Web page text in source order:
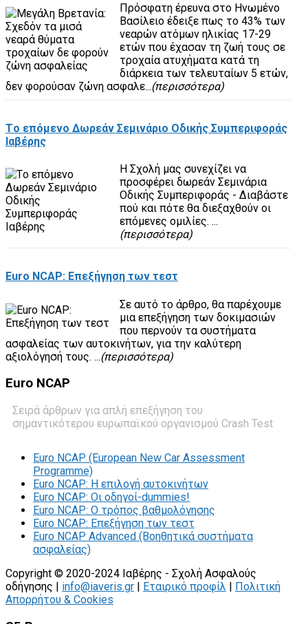
Πρόσφατη έρευνα στο Ηνωμένο
Βασίλειο έδειξε πως το 43% των
νεαρών ατόμων ηλικίας 17-29
ετών που έχασαν τη ζωή τους σε
τροχαία ατυχήματα κατά τη
διάρκεια των τελευταίων 5 ετών,
δεν φορούσαν ζώνη ασφαλε...(περισσότερα)
Τo επόμενo Δωρεάν Σεμινάριo Οδικής Συμπεριφοράς
Ιαβέρης
Η Σχολή μας συνεχίζει να
προσφέρει δωρεάν Σεμινάρια
Οδικής Συμπεριφοράς - Διαβάστε
πού και πότε θα διεξαχθούν οι
επόμενες ομιλίες. ...
(περισσότερα)
Euro NCAP: Επεξήγηση των τεστ
Σε αυτό το άρθρο, θα παρέχουμε
μια επεξήγηση των δοκιμασιών
που περνούν τα συστήματα
ασφαλείας των αυτοκινήτων, για την καλύτερη
αξιολόγησή τους. ...(περισσότερα)
Euro NCAP
Σειρά άρθρων για απλή επεξήγηση του
σημαντικότερου ευρωπαϊκού οργανισμού Crash Test
Euro NCAP (European New Car Assessment
Programme)
Euro NCAP: Η επιλογή αυτοκινήτων
Euro NCAP: Οι οδηγοί-dummies!
Euro NCAP: O τρόπος βαθμολόγησης
Euro NCAP: Επεξήγηση των τεστ
Euro NCAP Advanced (Βοηθητικά συστήματα
ασφαλείας)
Copyright © 2020-2024 Ιαβέρης - Σχολή Ασφαλούς
οδήγησης | info@iaveris.gr | Εταιρικό προφίλ | Πολιτική
Απορρήτου & Cookies